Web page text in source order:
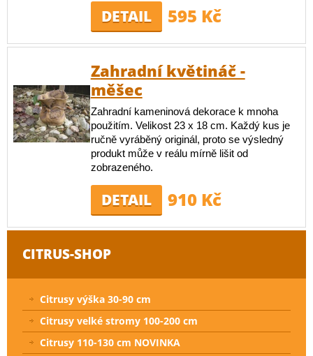
DETAIL 595 Kč
Zahradní květináč -
měšec
Zahradní kameninová dekorace k mnoha
použitím. Velikost 23 x 18 cm. Každý kus je
ručně vyráběný originál, proto se výsledný
produkt může v reálu mírně lišit od
zobrazeného.
DETAIL 910 Kč
CITRUS-SHOP
Citrusy výška 30-90 cm
Citrusy velké stromy 100-200 cm
Citrusy 110-130 cm NOVINKA